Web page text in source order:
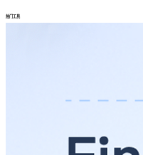
热门工具